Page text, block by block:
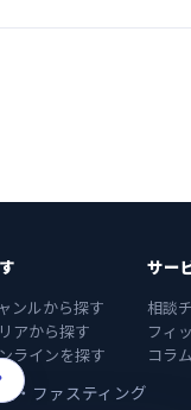
ンルから探す
アから探す
ラインを探す
・ファスティング
サー
相談
フィ
コラム